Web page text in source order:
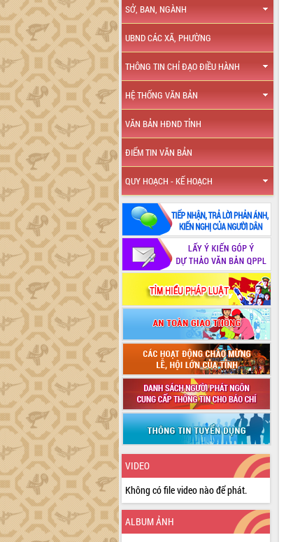
SỞ, BAN, NGÀNH
UBND CÁC XÃ, PHƯỜNG
THÔNG TIN CHỈ ĐẠO ĐIỀU HÀNH
HỆ THỐNG VĂN BẢN
VĂN BẢN HĐND TỈNH
ĐIỂM TIN VĂN BẢN
QUY HOẠCH - KẾ HOẠCH
VIDEO
Không có file video nào để phát.
ALBUM ẢNH